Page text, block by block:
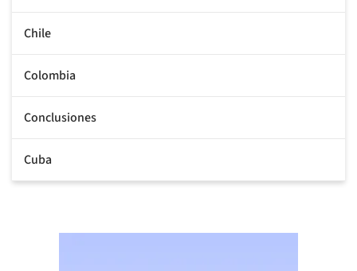
Chile
Colombia
Conclusiones
Cuba